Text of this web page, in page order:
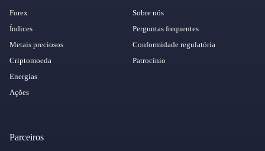
Forex
Índices
Metais preciosos
Criptomoeda
Energias
Ações
Sobre nós
Perguntas frequentes
Conformidade regulatória
Patrocínio
Parceiros